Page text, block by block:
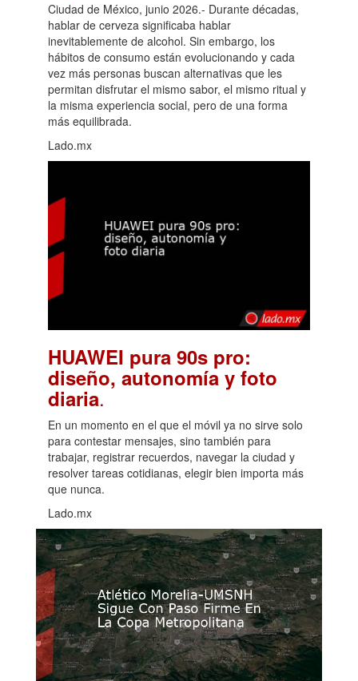
Ciudad de México, junio 2026.- Durante décadas,
hablar de cerveza significaba hablar
inevitablemente de alcohol. Sin embargo, los
hábitos de consumo están evolucionando y cada
vez más personas buscan alternativas que les
permitan disfrutar el mismo sabor, el mismo ritual y
la misma experiencia social, pero de una forma
más equilibrada.
Lado.mx
HUAWEI pura 90s pro:
diseño, autonomía y foto
diaria.
En un momento en el que el móvil ya no sirve solo
para contestar mensajes, sino también para
trabajar, registrar recuerdos, navegar la ciudad y
resolver tareas cotidianas, elegir bien importa más
que nunca.
Lado.mx